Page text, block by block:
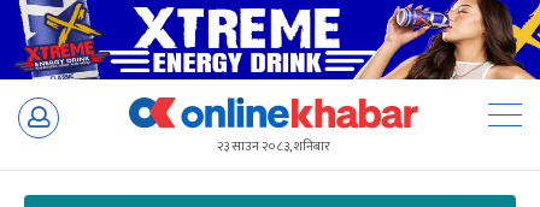
Skip
२३ साउन २०८३, शनिबार